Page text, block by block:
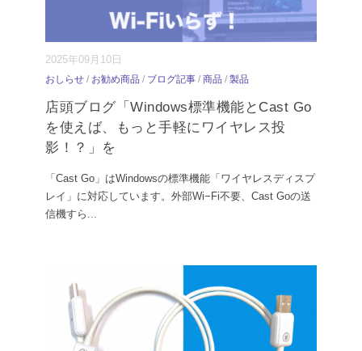
2025年09月10日
おしらせ / お勧め商品 / ブログ記事 / 商品 / 製品
店頭ブログ「Windows標準機能とCast Go
を使えば、もっと手軽にワイヤレス投
影！？」を
「Cast Go」はWindowsの標準機能「ワイヤレスディスプ
レイ」に対応しています。外部Wi−Fi不要、Cast Goの送
信機すら ...